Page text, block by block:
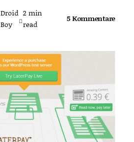
Droid
Boy
2min
read
5 Kommentare